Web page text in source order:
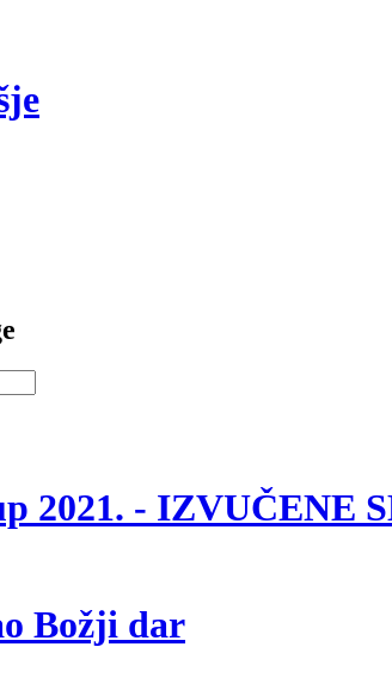
2021. - IZVUČENE
Božji dar